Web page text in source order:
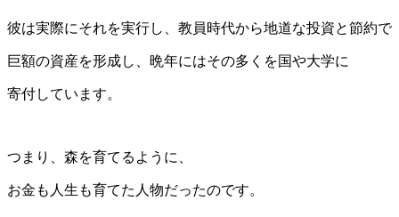
彼は実際にそれを実行し、教員時代から地道な投資と節約で
巨額の資産を形成し、晩年にはその多くを国や大学に
寄付しています。
つまり、森を育てるように、
お金も人生も育てた人物だったのです。